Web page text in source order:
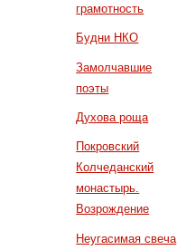
грамотность
Будни НКО
Замолчавшие
поэты
Духова роща
Покровский
Колчеданский
монастырь.
Возрождение
Неугасимая свеча